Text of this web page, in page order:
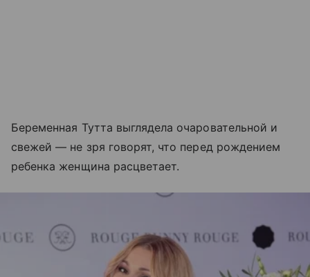
Беременная Тутта выглядела очаровательной и
свежей — не зря говорят, что перед рождением
ребенка женщина расцветает.